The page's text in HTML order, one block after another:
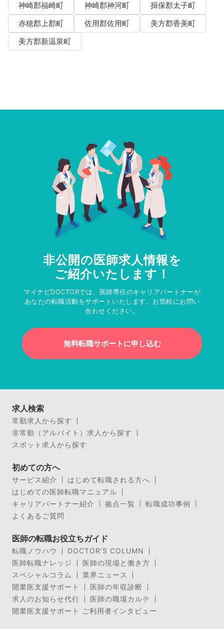
神崎郡福崎町
神崎郡神河町
揖保郡太子町
赤穂郡上郡町
佐用郡佐用町
美方郡香美町
美方郡新温泉町
非公開の医師求人情報を
ご紹介いたします！
マイナビDOCTORでは、医師専任のキャリアパートナーが
あなたの転職活動をサポートいたします。お気軽にお問い
合わせください。
無料転職サポートに申し込む
求人検索
常勤求人から探す
非常勤（アルバイト）求人から探す
スポット求人から探す
初めての方へ
サービス紹介
はじめて転職される方へ
はじめての医師転職マニュアル
キャリアパートナー紹介
拠点一覧
転職成功事例
よくあるご質問
医師の転職お役立ちガイド
転職ノウハウ
DOCTOR’S COLUMN
医師転職ナレッジ
医師の現場と働き方
スペシャルコラム
業界ニュース
開業医支援サポート
医師の年収診断
求人のお知らせ代行
医師の職場カルテ
開業医支援サポート ご利用者インタビュー